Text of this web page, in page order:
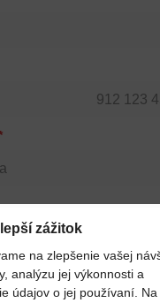
zážitok
na zlepšenie vašej
analýzu jej výkonnosti a
údajov o jej používaní.